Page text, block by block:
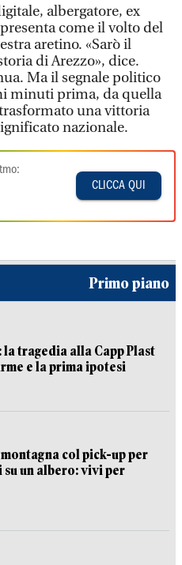
albergatore, ex
come il volto del
aretino. «Sarò il
di Arezzo», dice.
Ma il segnale politico
minuti prima, da quella
una vittoria
nazionale.
CLICCA QUI
Primo piano
tragedia alla Capp Plast
e la prima ipotesi
col pick-up per
su un albero: vivi per